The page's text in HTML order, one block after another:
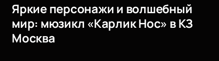
Яркие персонажи и волшебный
мир: мюзикл «Карлик Нос» в КЗ
Москва